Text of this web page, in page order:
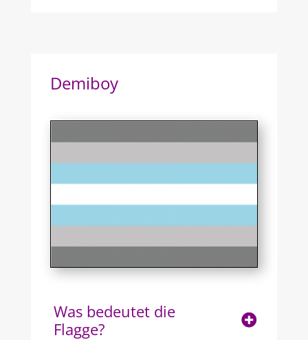
Demiboy
Was bedeutet die
Flagge?